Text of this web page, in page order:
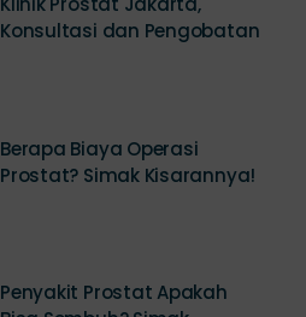
Klinik Prostat Jakarta,
Berapa Biaya Operasi